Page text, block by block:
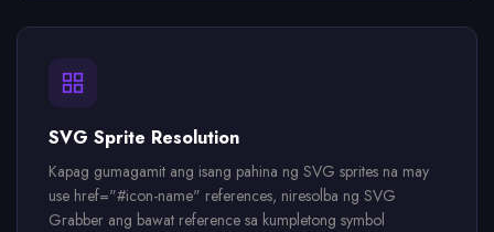
SVG Sprite Resolution
Kapag gumagamit ang isang pahina ng SVG sprites na may
use href="#icon-name" references, niresolba ng SVG
Grabber ang bawat reference sa kumpletong symbol